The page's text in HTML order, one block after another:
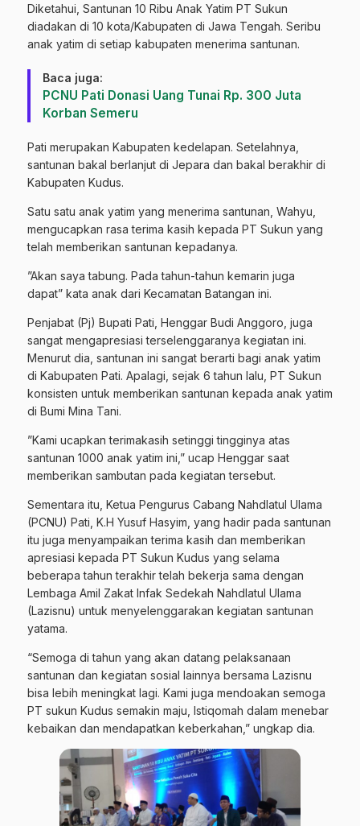
Diketahui, Santunan 10 Ribu Anak Yatim PT Sukun
diadakan di 10 kota/Kabupaten di Jawa Tengah. Seribu
anak yatim di setiap kabupaten menerima santunan.
Baca juga:
PCNU Pati Donasi Uang Tunai Rp. 300 Juta
Korban Semeru
Pati merupakan Kabupaten kedelapan. Setelahnya,
santunan bakal berlanjut di Jepara dan bakal berakhir di
Kabupaten Kudus.
Satu satu anak yatim yang menerima santunan, Wahyu,
mengucapkan rasa terima kasih kepada PT Sukun yang
telah memberikan santunan kepadanya.
”Akan saya tabung. Pada tahun-tahun kemarin juga
dapat” kata anak dari Kecamatan Batangan ini.
Penjabat (Pj) Bupati Pati, Henggar Budi Anggoro, juga
sangat mengapresiasi terselenggaranya kegiatan ini.
Menurut dia, santunan ini sangat berarti bagi anak yatim
di Kabupaten Pati. Apalagi, sejak 6 tahun lalu, PT Sukun
konsisten untuk memberikan santunan kepada anak yatim
di Bumi Mina Tani.
”Kami ucapkan terimakasih setinggi tingginya atas
santunan 1000 anak yatim ini,” ucap Henggar saat
memberikan sambutan pada kegiatan tersebut.
Sementara itu, Ketua Pengurus Cabang Nahdlatul Ulama
(PCNU) Pati, K.H Yusuf Hasyim, yang hadir pada santunan
itu juga menyampaikan terima kasih dan memberikan
apresiasi kepada PT Sukun Kudus yang selama
beberapa tahun terakhir telah bekerja sama dengan
Lembaga Amil Zakat Infak Sedekah Nahdlatul Ulama
(Lazisnu) untuk menyelenggarakan kegiatan santunan
yatama.
“Semoga di tahun yang akan datang pelaksanaan
santunan dan kegiatan sosial lainnya bersama Lazisnu
bisa lebih meningkat lagi. Kami juga mendoakan semoga
PT sukun Kudus semakin maju, Istiqomah dalam menebar
kebaikan dan mendapatkan keberkahan,” ungkap dia.